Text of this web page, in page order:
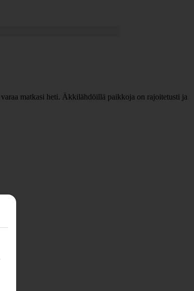
matkasi heti. Äkkilähdöillä paikkoja on rajoitetusti ja